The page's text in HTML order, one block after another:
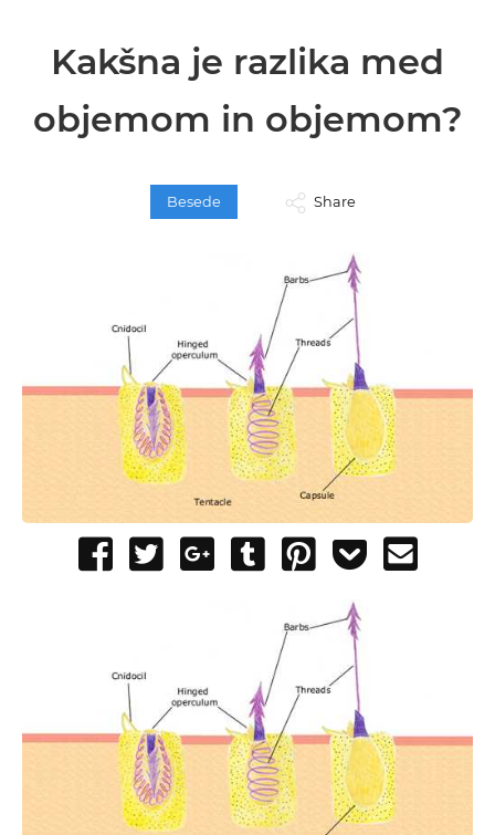
Kakšna je razlika med
objemom in objemom?
Besede Share
Share
Tweet
Share
Post
Pin
Add